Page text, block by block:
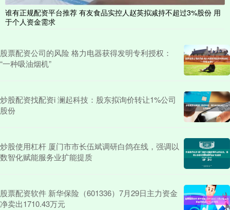
谁有正规配资平台推荐 有友食品实控人赵英拟减持不超过3%股份 用
于个人资金需求
股票配资公司的风险 格力电器获得发明专利授权：
“一种吸油烟机”
炒股配资找配资i 澜起科技：股东拟询价转让1%公司
股份
炒股使用杠杆 厦门市市长伍斌调研白鸽在线，强调以
数智化赋能服务业扩能提质
股票配资软件 新华保险（601336）7月29日主力资金
净卖出1710.43万元